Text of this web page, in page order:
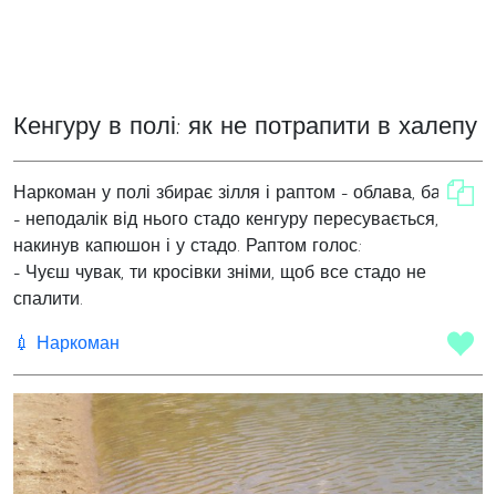
Кенгуру в полі: як не потрапити в халепу
Наркоман у полі збирає зілля і раптом - облава, бачить
- неподалік від нього стадо кенгуру пересувається,
накинув капюшон і у стадо. Раптом голос:
- Чуєш чувак, ти кросівки зніми, щоб все стадо не
спалити.
💉 Наркоман